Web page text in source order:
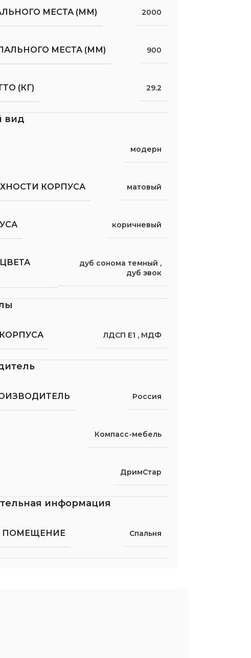
МЕСТА (ММ) 2000
МЕСТА (ММ) 900
(КГ) 29.2
вид
модерн
КОРПУСА матовый
коричневый
дуб сонома темный ,
дуб эвок
ЛДСП Е1 , МДФ
Россия
Компасс-мебель
ДримСтар
информация
ПОМЕЩЕНИЕ Спальня